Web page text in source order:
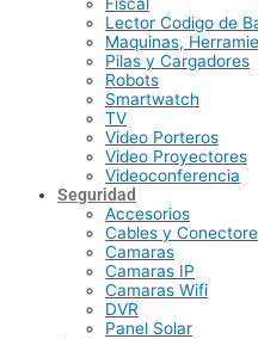
Fiscal
Lector Codigo de
Maquinas,
Pilas y Cargadores
Robots
Smartwatch
TV
Video Porteros
Video Proyectores
Videoconferencia
Seguridad
Accesorios
Cables y
Camaras
Camaras IP
Camaras Wifi
DVR
Panel Solar